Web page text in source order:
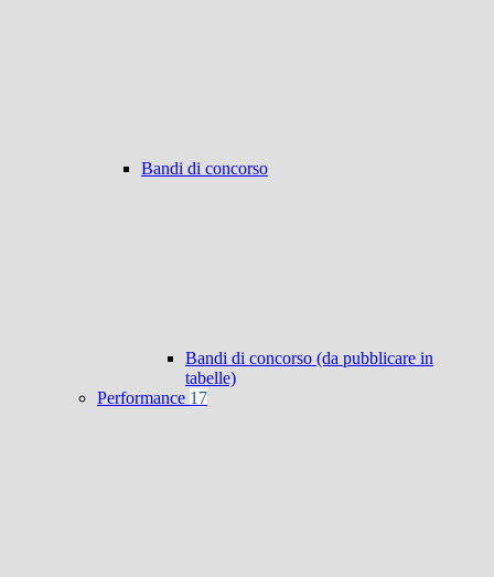
Bandi di concorso
Bandi di concorso (da pubblicare in
tabelle)
Performance 17